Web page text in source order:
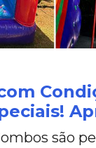
são